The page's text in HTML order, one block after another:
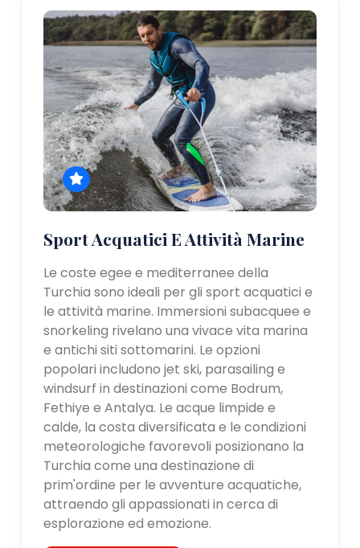
Sport Acquatici E Attività Marine
Le coste egee e mediterranee della
Turchia sono ideali per gli sport acquatici e
le attività marine. Immersioni subacquee e
snorkeling rivelano una vivace vita marina
e antichi siti sottomarini. Le opzioni
popolari includono jet ski, parasailing e
windsurf in destinazioni come Bodrum,
Fethiye e Antalya. Le acque limpide e
calde, la costa diversificata e le condizioni
meteorologiche favorevoli posizionano la
Turchia come una destinazione di
prim'ordine per le avventure acquatiche,
attraendo gli appassionati in cerca di
esplorazione ed emozione.